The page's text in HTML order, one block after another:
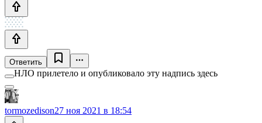
Ответить
НЛО прилетело и опубликовало эту надпись здесь
tormozedison27 ноя 2021 в 18:54